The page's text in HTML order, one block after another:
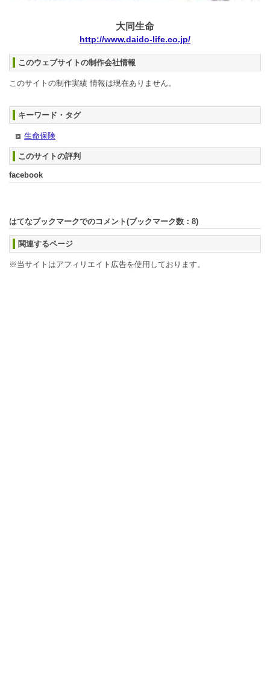
大同生命
http://www.daido-life.co.jp/
このウェブサイトの制作会社情報
このサイトの制作実績 情報は現在ありません。
キーワード・タグ
生命保険
このサイトの評判
facebook
はてなブックマークでのコメント(ブックマーク数： 8)
関連するページ
※当サイトはアフィリエイト広告を使用しております。